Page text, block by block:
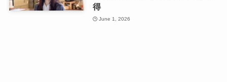
得
June 1, 2026